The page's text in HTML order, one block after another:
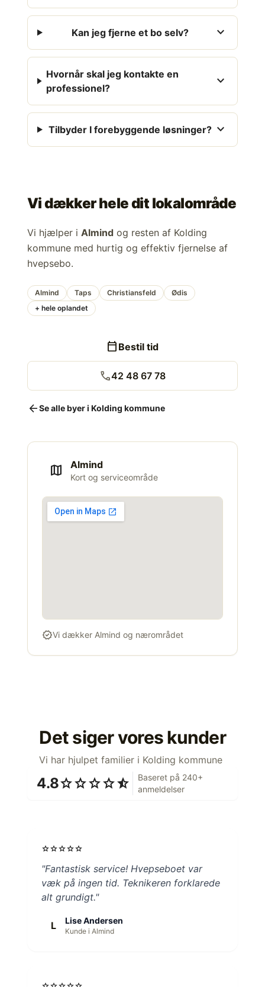
Kan jeg fjerne et bo selv? expand_more
Hvornår skal jeg kontakte en
professionel?
expand_more
Tilbyder I forebyggende løsninger? expand_more
Vi dækker hele dit lokalområde
Vi hjælper i Almind og resten af Kolding
kommune med hurtig og effektiv fjernelse af
hvepsebo.
Almind Taps Christiansfeld
Ødis
+ hele oplandet
calendar_today Bestil tid
call42 48 67 78
arrow_backSe alle byer i Kolding kommune
map Almind
Kort og serviceområde
verifiedVi dækker Almind og nærområdet
Det siger vores kunder
Vi har hjulpet familier i Kolding kommune
4.8starstarstarstarstar_half
Baseret på 240+
anmeldelser
starstarstarstarstar
"Fantastisk service! Hvepseboet var
væk på ingen tid. Teknikeren forklarede
alt grundigt."
L Lise Andersen
Kunde i Almind